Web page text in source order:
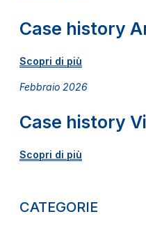
Case history
Scopri di più
Febbraio 2026
Case history
Scopri di più
CATEGORIE